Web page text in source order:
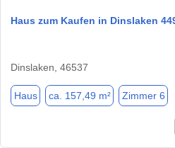
Haus zum Kaufen in Dinslaken
Dinslaken, 46537
Haus ca. 157,49 m² Zimmer 6